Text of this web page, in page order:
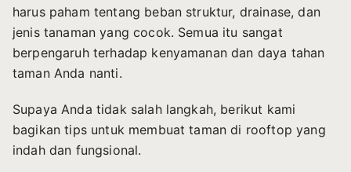
harus paham tentang beban struktur, drainase, dan
jenis tanaman yang cocok. Semua itu sangat
berpengaruh terhadap kenyamanan dan daya tahan
taman Anda nanti.
Supaya Anda tidak salah langkah, berikut kami
bagikantips untuk membuat taman di rooftop yang
indah dan fungsional.